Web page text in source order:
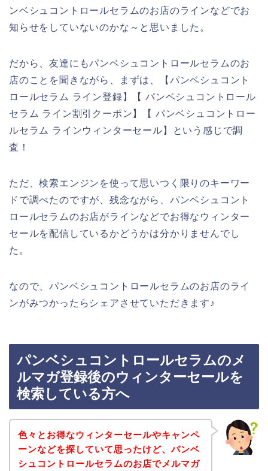
ンベシュコントロールセラムのお店のラインなどでお
知らせをしていないのかな～と思いました。
だから、友達にもパンベシュコントロールセラムのお
店のことを聞きながら、まずは、【パンベシュコント
ロールセラム ライン登録】【 パンベシュコントロール
セラム ライン割引クーポン】【 パンベシュコントロー
ルセラム ラインウィンターセール】という感じで調
査！
ただ、検索エンジンを使って思いつく限りのキーワー
ドで調べたのですが、残念ながら、パンベシュコント
ロールセラムのお店がラインなどでお得なウィンター
セールを配信しているかどうかは分かりませんでし
た。
なので、パンベシュコントロールセラムのお店のライ
ンがみつかったらシェアさせていただきます♪
パンベシュコントロールセラムのメ
ルマガ登録後のウィンターセールを
検索している方へ
色々とお得なウィンターセールやキャンペ
ーンなどを探していて思ったけど、パンベ
シュコントロールセラムのお店でメルマガ